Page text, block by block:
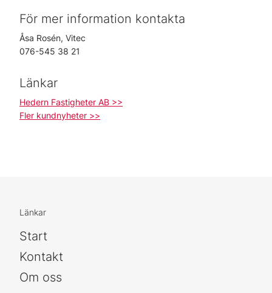
För mer information kontakta
Åsa Rosén, Vitec
076-545 38 21
Länkar
Hedern Fastigheter AB >>
Fler kundnyheter >>
Länkar
Start
Kontakt
Om oss